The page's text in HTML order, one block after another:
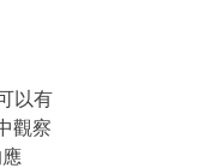
以有
觀察